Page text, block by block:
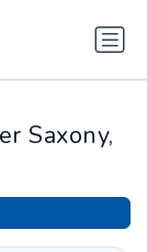
Saxony,